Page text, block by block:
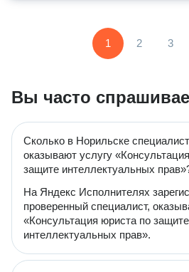
1 2 3
Вы часто
Сколько в Норильске
оказывают услугу
защите интеллектуальных
На Яндекс Исполнителях
проверенный специалист,
«Консультация юриста по защите
интеллектуальных прав».